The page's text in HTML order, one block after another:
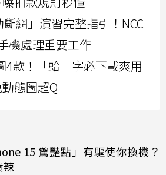
網」演習完整指引！NCC
機處理重要工作
4款！「蛤」字必下載爽用
態圖超Q
15 驚豔點」有驅使你換機？
辣